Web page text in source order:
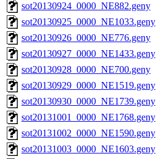
sot20130924_0000_NE882.geny
sot20130925_0000_NE1033.geny
sot20130926_0000_NE776.geny
sot20130927_0000_NE1433.geny
sot20130928_0000_NE700.geny
sot20130929_0000_NE1519.geny
sot20130930_0000_NE1739.geny
sot20131001_0000_NE1768.geny
sot20131002_0000_NE1590.geny
sot20131003_0000_NE1603.geny